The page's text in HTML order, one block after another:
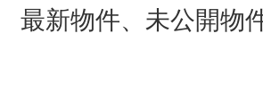
最新物件、未公開物